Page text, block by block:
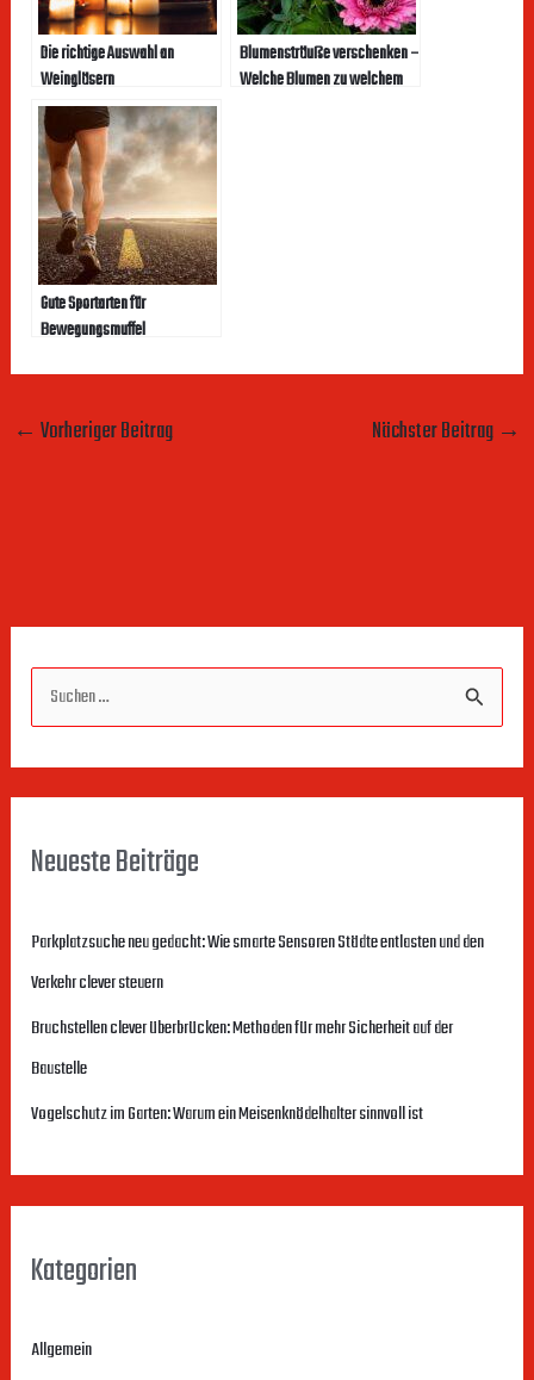
Die richtige Auswahl an
Weingläsern
Blumensträuße verschenken –
Welche Blumen zu welchem
Gute Sportarten für
Bewegungsmuffel
← Vorheriger Beitrag Nächster Beitrag →
e
n
a
c
h
:
Neueste Beiträge
Parkplatzsuche neu gedacht: Wie smarte Sensoren Städte entlasten und den
Verkehr clever steuern
Bruchstellen clever überbrücken: Methoden für mehr Sicherheit auf der
Baustelle
Vogelschutz im Garten: Warum ein Meisenknödelhalter sinnvoll ist
Kategorien
Allgemein